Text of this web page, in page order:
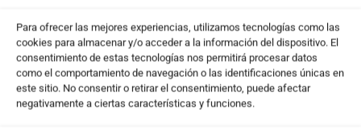
Para ofrecer las mejores experiencias, utilizamos tecnologías como las
cookies para almacenar y/o acceder a la información del dispositivo. El
consentimiento de estas tecnologías nos permitirá procesar datos
como el comportamiento de navegación o las identificaciones únicas en
este sitio. No consentir o retirar el consentimiento, puede afectar
negativamente a ciertas características y funciones.
Amper se hunde en bolsa tras anunciar